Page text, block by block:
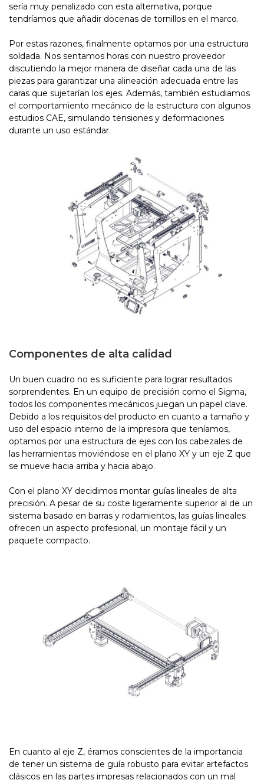
sería muy penalizado con esta alternativa, porque
tendríamos que añadir docenas de tornillos en el marco.
Por estas razones, finalmente optamos por una estructura
soldada. Nos sentamos horas con nuestro proveedor
discutiendo la mejor manera de diseñar cada una de las
piezas para garantizar una alineación adecuada entre las
caras que sujetarían los ejes. Además, también estudiamos
el comportamiento mecánico de la estructura con algunos
estudios CAE, simulando tensiones y deformaciones
durante un uso estándar.
Componentes de alta calidad
Un buen cuadro no es suficiente para lograr resultados
sorprendentes. En un equipo de precisión como el Sigma,
todos los componentes mecánicos juegan un papel clave.
Debido a los requisitos del producto en cuanto a tamaño y
uso del espacio interno de la impresora que teníamos,
optamos por una estructura de ejes con los cabezales de
las herramientas moviéndose en el plano XY y un eje Z que
se mueve hacia arriba y hacia abajo.
Con el plano XY decidimos montar guías lineales de alta
precisión. A pesar de su coste ligeramente superior al de un
sistema basado en barras y rodamientos, las guías lineales
ofrecen un aspecto profesional, un montaje fácil y un
paquete compacto.
En cuanto al eje Z, éramos conscientes de la importancia
de tener un sistema de guía robusto para evitar artefactos
clásicos en las partes impresas relacionados con un mal